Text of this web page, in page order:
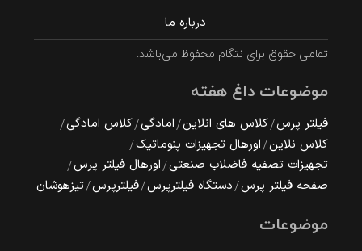
درباره ما
تمامی حقوق برای نتگام محفوظ می‌باشد.
موضوعات داغ هفته
فیلتر پرس کلاس های انلاین امادگی کلاس امادگی
کلاس نلاین اورهال تجهیزات پنوماتیک
تجهیزات تصفیه فاضلاب صنعتی اورهال فیلتر پرس
صفحه فیلتر پرس دستگاه فیلترپرس فیلترپرس تیزهوشان
موضوعات